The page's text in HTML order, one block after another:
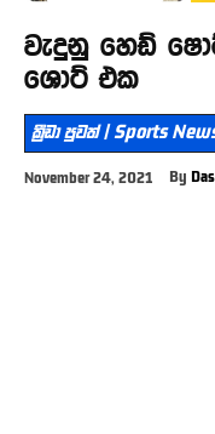
වැදුනු හෙඩ්
ශොට් එක
ක්‍රීඩා පුවත් | Sports
November 24, 2021 By